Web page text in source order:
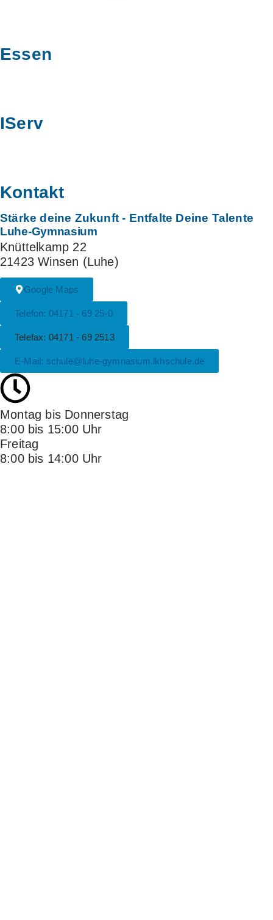
Essen
IServ
Kontakt
Stärke deine Zukunft- Entfalte Deine Talente
Luhe-Gymnasium
Knüttelkamp 22
21423 Winsen (Luhe)
Google Maps
Telefon: 04171 - 69 25-0
Telefax: 04171 - 69 2513
E-Mail: schule@luhe-gymnasium.lkhschule.de
Montag bis Donnerstag
8:00 bis 15:00 Uhr
Freitag
8:00 bis 14:00 Uhr